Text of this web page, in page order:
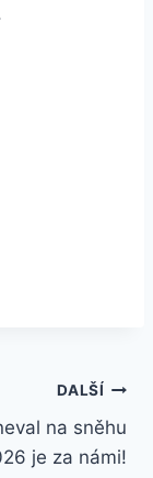
DALŠÍ
na sněhu
je za námi!